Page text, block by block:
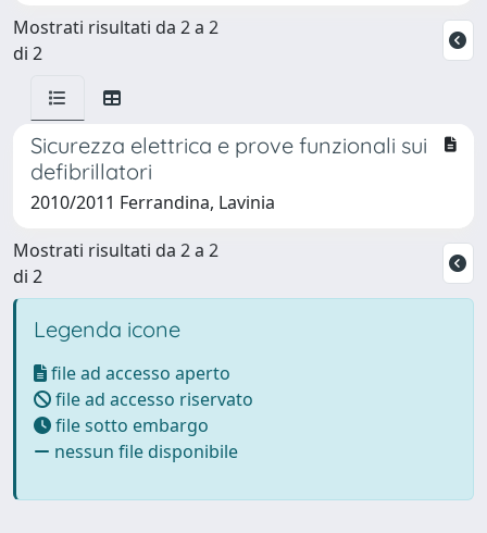
Mostrati risultati da 2 a 2
di 2
Sicurezza elettrica e prove funzionali sui
defibrillatori
2010/2011 Ferrandina, Lavinia
Mostrati risultati da 2 a 2
di 2
Legenda icone
file ad accesso aperto
file ad accesso riservato
file sotto embargo
nessun file disponibile